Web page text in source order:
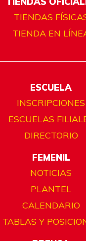
TIENDAS
TIENDA EN
ESCUELA
INSCRIPCIONES
ESCUELAS
DIRECTORIO
FEMENIL
NOTICIAS
PLANTEL
CALENDARIO
TABLAS Y